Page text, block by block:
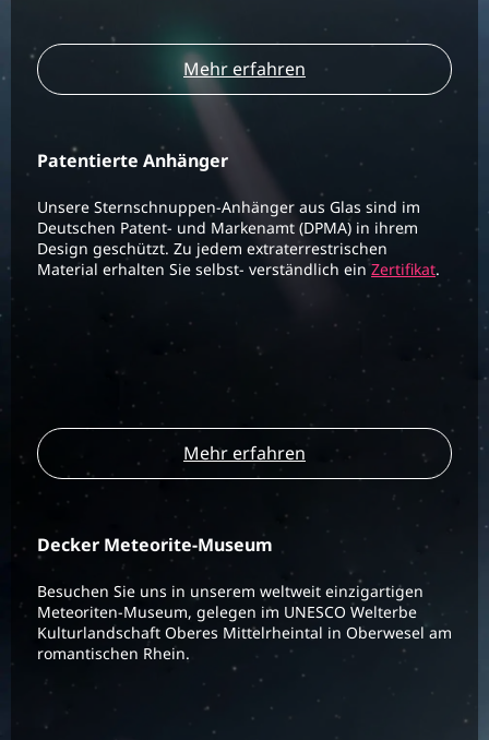
Mehr erfahren
Patentierte Anhänger
Unsere Sternschnuppen-Anhänger aus Glas sind im
Deutschen Patent- und Markenamt (DPMA) in ihrem
Design geschützt. Zu jedem extraterrestrischen
Material erhalten Sie selbst- verständlich einZertifikat.
Mehr erfahren
Decker Meteorite-Museum
Besuchen Sie uns in unserem weltweit einzigartigen
Meteoriten-Museum, gelegen im UNESCO Welterbe
Kulturlandschaft Oberes Mittelrheintal in Oberwesel am
romantischen Rhein.